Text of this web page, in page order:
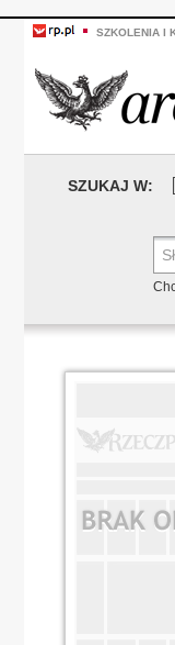
SZKOLENIA I
SZUKAJ W: